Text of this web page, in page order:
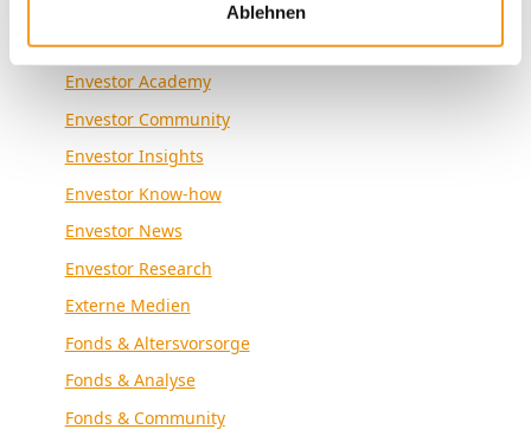
Ablehnen
Allgemein
Envestor Academy
Envestor Community
Envestor Insights
Envestor Know-how
Envestor News
Envestor Research
Externe Medien
Fonds & Altersvorsorge
Fonds & Analyse
Fonds & Community